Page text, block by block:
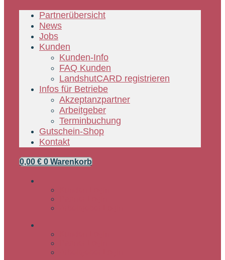
Partnerübersicht
News
Jobs
Kunden
Kunden-Info
FAQ Kunden
LandshutCARD registrieren
Infos für Betriebe
Akzeptanzpartner
Arbeitgeber
Terminbuchung
Gutschein-Shop
Kontakt
0,00 € 0 Warenkorb